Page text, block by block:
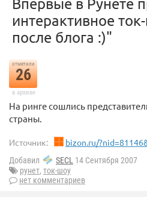
интерактивное
после блога :)"
отметили
26
в архиве
На ринге сошлись
страны.
Источник: bizon.ru/
Добавил SECL 14 Сентября 2007
рунет, ток-шоу
нет комментариев